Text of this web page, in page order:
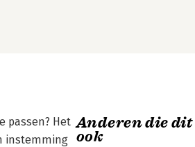
passen? Het
instemming
Anderen die dit
ook